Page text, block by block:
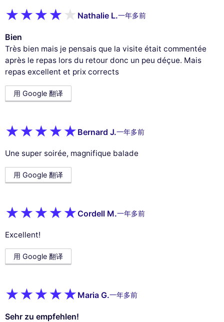
cookies
you. You can accept, reject or manage your preferences at any time.
Nathalie L.一年多前
Bien
Très bien mais je pensais que la visite était commentée
après le repas lors du retour donc un peu déçue. Mais
repas excellent et prix corrects
用 Google 翻译
Bernard J.一年多前
Une super soirée, magnifique balade
用 Google 翻译
Cordell M.一年多前
Excellent!
用 Google 翻译
Maria G.一年多前
Sehr zu empfehlen!